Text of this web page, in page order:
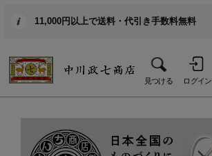
11,000円以上で送料・代引き手数料無料
見つける ログイン